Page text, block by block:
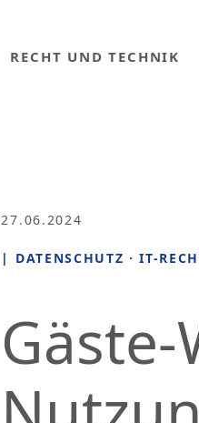
RECHT UND TECHNIK
27.06.2024
| DATENSCHUTZ ·IT-
Gäste-